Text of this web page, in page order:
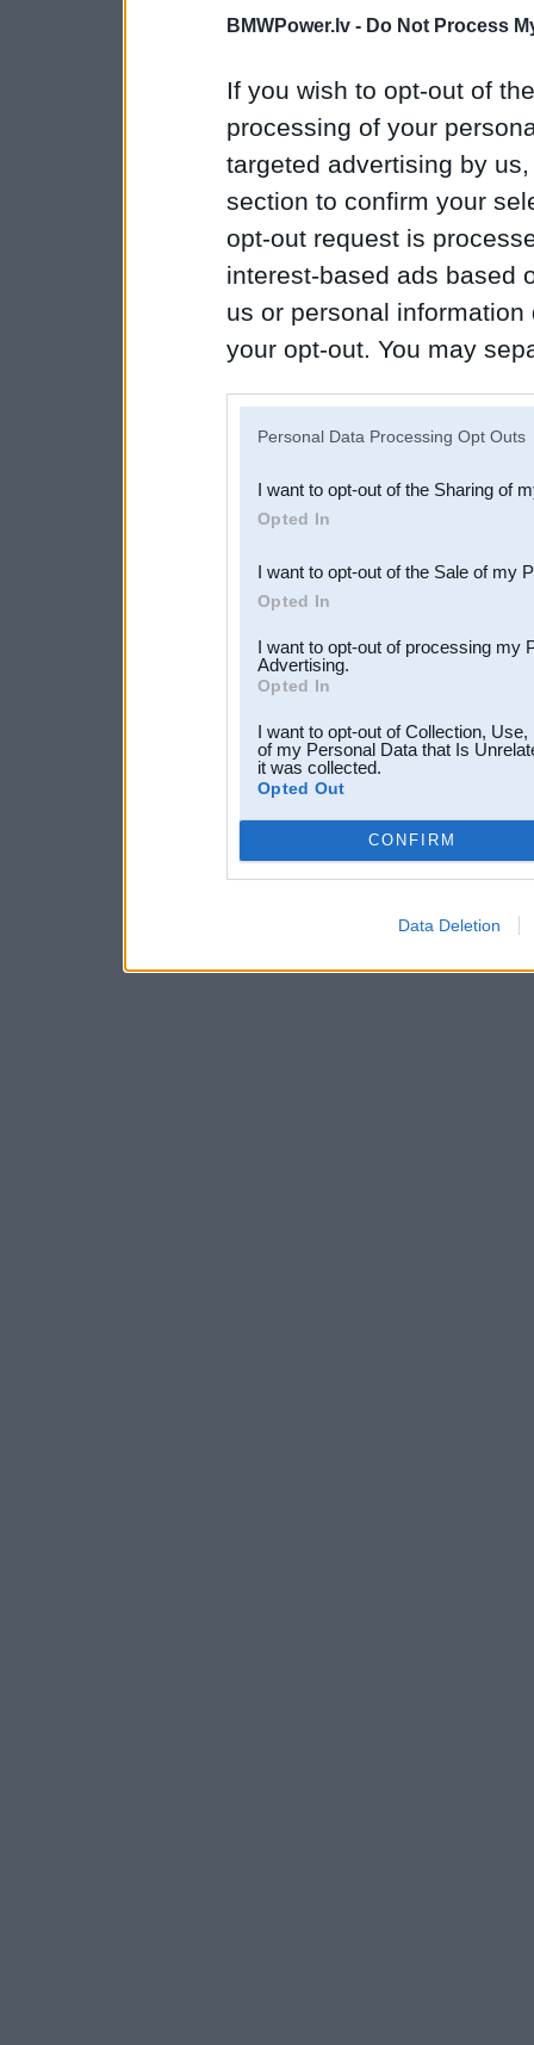
BMWPower.lv - Do Not Process
If you wish to opt-out of
processing of your
targeted advertising by
section to confirm your
opt-out request is
interest-based ads based
us or personal
your opt-out. You may
Downstream Participants
third parties.
Personal Data Processing Opt Outs
I want to opt-out of the Sharing of
Opted In
I want to opt-out of the Sale of my
Opted In
I want to opt-out of processing my
Advertising.
Opted In
I want to opt-out of Collection,
of my Personal Data that Is
it was collected.
Opted Out
CONFIRM
Data Deletion